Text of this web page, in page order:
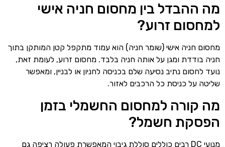
מה ההבדל בין מחסום חניה אישי
למחסום זרוע?
מחסום חניה אישי (שומר חניה) הוא עמוד מתקפל קטן המותקן בתוך
חניה בודדת ומגן על אותה חניה בלבד. מחסום זרוע, לעומת זאת,
נועד לחסום נתיב נסיעה שלם בכניסה לחניון או לבניין, ומאפשר
שליטה על כניסת כל הרכבים לאזור.
מה קורה למחסום החשמלי בזמן
הפסקת חשמל?
מנועי DC רבים כוללים סוללת גיבוי המאפשרת פעולה רציפה גם